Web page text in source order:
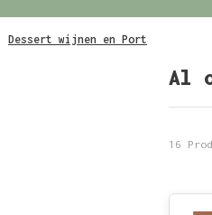
Dessert wijnen en Port
Al
16